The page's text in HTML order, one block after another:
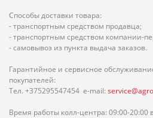
Способы доставки товара:
- транспортным средством продавца;
- транспортным средством компании-
- самовывоз из пункта выдача заказов.
Гарантийное и сервисное
покупателей:
Тел. +375295547454 e-mail:
Время работы колл-центра: 09:00-20:00